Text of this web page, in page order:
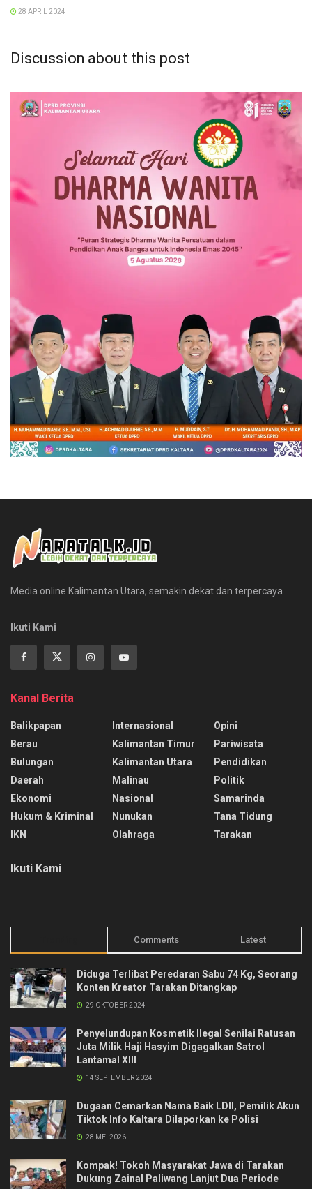
28 APRIL 2024
Discussion about this post
Media online Kalimantan Utara, semakin dekat dan terpercaya
Ikuti Kami
Kanal Berita
Balikpapan
Berau
Bulungan
Daerah
Ekonomi
Hukum & Kriminal
IKN
Internasional
Kalimantan Timur
Kalimantan Utara
Malinau
Nasional
Nunukan
Olahraga
Opini
Pariwisata
Pendidikan
Politik
Samarinda
Tana Tidung
Tarakan
Ikuti Kami
Comments Latest
Diduga Terlibat Peredaran Sabu 74 Kg, Seorang
Konten Kreator Tarakan Ditangkap
29 OKTOBER 2024
Penyelundupan Kosmetik Ilegal Senilai Ratusan
Juta Milik Haji Hasyim Digagalkan Satrol
Lantamal XIII
14 SEPTEMBER 2024
Dugaan Cemarkan Nama Baik LDII, Pemilik Akun
Tiktok Info Kaltara Dilaporkan ke Polisi
28 MEI 2026
Kompak! Tokoh Masyarakat Jawa di Tarakan
Dukung Zainal Paliwang Lanjut Dua Periode